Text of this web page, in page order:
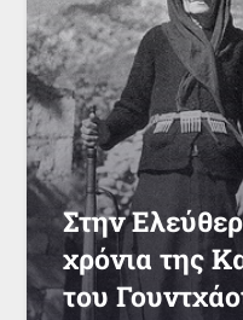
Στην
χρόνια της
του